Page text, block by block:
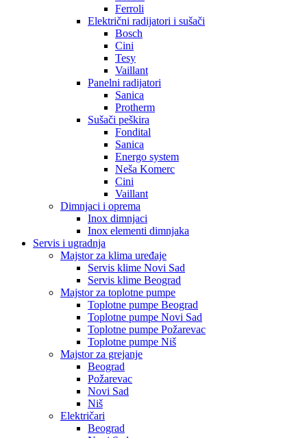
Ferroli
Električni radijatori i sušači
Bosch
Cini
Tesy
Vaillant
Panelni radijatori
Sanica
Protherm
Sušači peškira
Fondital
Sanica
Energo system
Neša Komerc
Cini
Vaillant
Dimnjaci i oprema
Inox dimnjaci
Inox elementi dimnjaka
Servis i ugradnja
Majstor za klima uređaje
Servis klime Novi Sad
Servis klime Beograd
Majstor za toplotne pumpe
Toplotne pumpe Beograd
Toplotne pumpe Novi Sad
Toplotne pumpe Požarevac
Toplotne pumpe Niš
Majstor za grejanje
Beograd
Požarevac
Novi Sad
Niš
Električari
Beograd